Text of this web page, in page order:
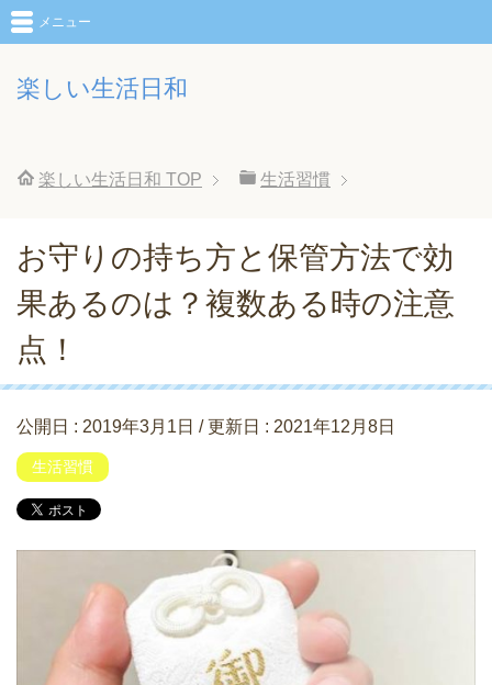
楽しい生活日和
メニュー
楽しい生活日和 TOP 生活習慣
お守りの持ち方と保管方法で効
果あるのは？複数ある時の注意
点！
公開日 : 2019年3月1日 / 更新日 : 2021年12月8日
生活習慣